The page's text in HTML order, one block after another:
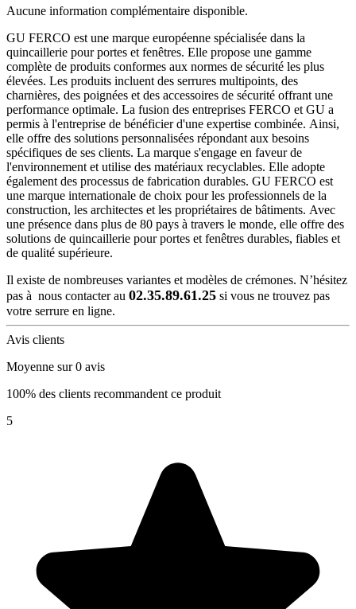
Aucune information complémentaire disponible.
GU FERCO est une marque européenne spécialisée dans la
quincaillerie pour portes et fenêtres. Elle propose une gamme
complète de produits conformes aux normes de sécurité les plus
élevées. Les produits incluent des serrures multipoints, des
charnières, des poignées et des accessoires de sécurité offrant une
performance optimale. La fusion des entreprises FERCO et GU a
permis à l'entreprise de bénéficier d'une expertise combinée. Ainsi,
elle offre des solutions personnalisées répondant aux besoins
spécifiques de ses clients. La marque s'engage en faveur de
l'environnement et utilise des matériaux recyclables. Elle adopte
également des processus de fabrication durables. GU FERCO est
une marque internationale de choix pour les professionnels de la
construction, les architectes et les propriétaires de bâtiments. Avec
une présence dans plus de 80 pays à travers le monde, elle offre des
solutions de quincaillerie pour portes et fenêtres durables, fiables et
de qualité supérieure.
Il existe de nombreuses variantes et modèles de crémones. N’hésitez
pas à nous contacter au 02.35.89.61.25 si vous ne trouvez pas
votre serrure en ligne.
Avis clients
Moyenne sur 0 avis
100% des clients recommandent ce produit
5